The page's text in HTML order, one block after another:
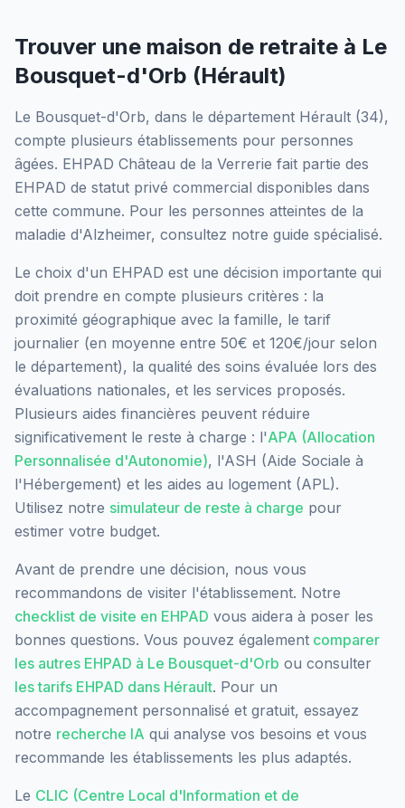
Trouver une maison de retraite à Le
Bousquet-d'Orb (Hérault)
Le Bousquet-d'Orb, dans le département Hérault (34),
compte plusieurs établissements pour personnes
âgées. EHPAD Château de la Verrerie fait partie des
EHPAD de statut privé commercial disponibles dans
cette commune. Pour les personnes atteintes de la
maladie d'Alzheimer, consultez notre guide spécialisé.
Le choix d'un EHPAD est une décision importante qui
doit prendre en compte plusieurs critères : la
proximité géographique avec la famille, le tarif
journalier (en moyenne entre 50€ et 120€/jour selon
le département), la qualité des soins évaluée lors des
évaluations nationales, et les services proposés.
Plusieurs aides financières peuvent réduire
significativement le reste à charge : l'APA (Allocation
Personnalisée d'Autonomie), l'ASH (Aide Sociale à
l'Hébergement) et les aides au logement (APL).
Utilisez notre simulateur de reste à charge pour
estimer votre budget.
Avant de prendre une décision, nous vous
recommandons de visiter l'établissement. Notre
checklist de visite en EHPAD vous aidera à poser les
bonnes questions. Vous pouvez également comparer
les autres EHPAD à Le Bousquet-d'Orb ou consulter
les tarifs EHPAD dans Hérault. Pour un
accompagnement personnalisé et gratuit, essayez
notre recherche IA qui analyse vos besoins et vous
recommande les établissements les plus adaptés.
Le CLIC (Centre Local d'Information et de